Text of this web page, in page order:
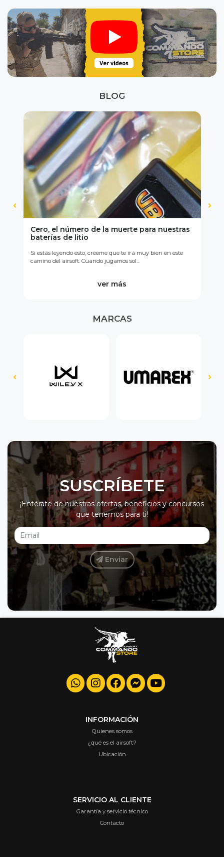
BLOG
Cero, el número de la muerte para nuestras
baterías de litio
Si estás leyendo esto, créeme que te irá muy bien en este
camino del airsoft. Cuando jugamos sol...
ver más
MARCAS
SUSCRÍBETE
¡Entérate de nuestras ofertas, beneficios y concursos
que tenemos para ti!
Enviar
INFORMACIÓN
Quienes somos
¿qué es el airsoft?
Ubicación
SERVICIO AL CLIENTE
Garantía y servicio técnico
Contacto